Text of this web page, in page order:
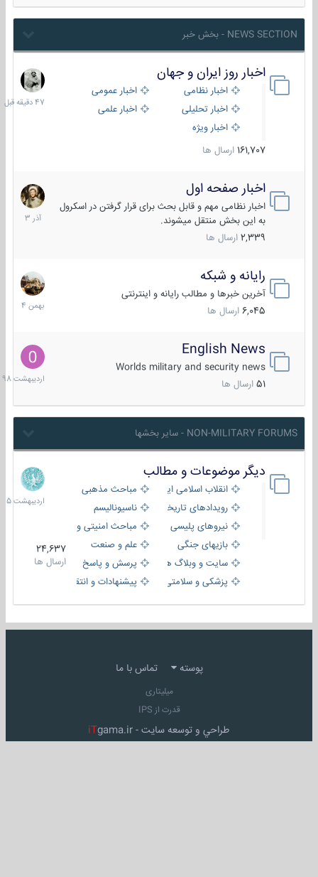
NEWS SECTION - بخش خبر
اخبار روز ایران و جهان
اخبار نظامی
اخبار عمومی
اخبار تحلیلی
اخبار علمی
اخبار ویژه
161,707 ارسال ها
47
دقیقه
قبل
اخبار صفحه اول
اخبار نظامی مهم و قابل بحث برای قرار گرفتن در اسکرول
به این بخش منتقل میشوند.
2,339 ارسال ها
7
آذر
1403
رایانه و شبکه
آخرین خبرها و مطالب رایانه و اینترنتی
6,045 ارسال ها
30
بهمن
1404
English News
Worlds military and security news
51 ارسال ها
10
1398
NON-MILITARY FORUMS - سایر بخشها
دیگر موضوعات و مطالب
انقلاب اسلامی ایران
مباحث مذهبی
رویدادهای تاریخی و مذهبیناسیونالیسم
نیروهای پلیسی
مباحث امنیتی و اطلاعاتی
بازیهای جنگی
علم و صنعت
سایت و وبلاگ ها
پرسش و پاسخ
پزشکی و سلامتی
پیشنهادات و انتقادات
24,637
ارسال ها
8
1405
پوسته تماس با ما
میلیتاری
قدرت از IPS
طراحي و توسعه سايت - iTgama.ir